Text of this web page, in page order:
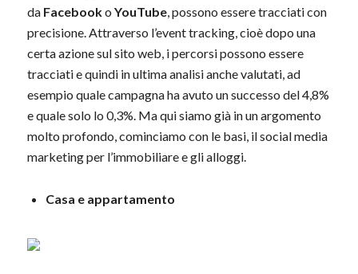
da Facebooko YouTube, possono essere tracciati con
precisione. Attraverso l’event tracking, cioè dopo una
certa azione sul sito web, i percorsi possono essere
tracciati e quindi in ultima analisi anche valutati, ad
esempio quale campagna ha avuto un successo del 4,8%
e quale solo lo 0,3%. Ma qui siamo già in un argomento
molto profondo, cominciamo con le basi, il social media
marketing per l’immobiliare e gli alloggi.
Casa e appartamento